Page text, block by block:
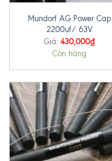
Mundorf AG Power Cap
2200uf/ 63V
Giá: 430,000₫
Còn hàng